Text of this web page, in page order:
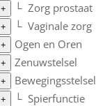
+ └Zorg prostaat
+ └Vaginale zorg
+ Ogen en Oren
+ Zenuwstelsel
+ Bewegingsstelsel
+ └Spierfunctie